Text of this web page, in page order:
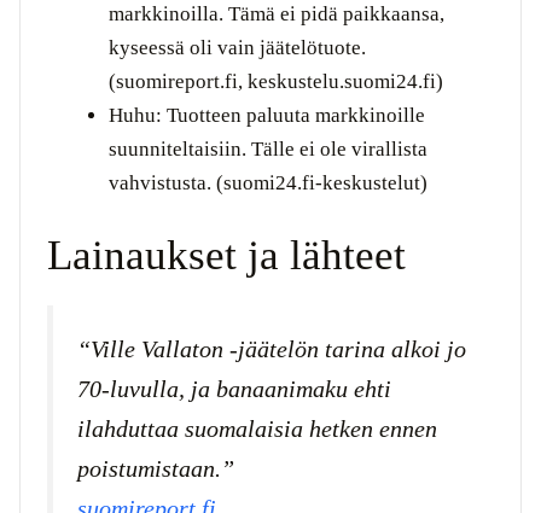
markkinoilla. Tämä ei pidä paikkaansa,
kyseessä oli vain jäätelötuote.
(suomireport.fi, keskustelu.suomi24.fi)
Huhu: Tuotteen paluuta markkinoille
suunniteltaisiin. Tälle ei ole virallista
vahvistusta. (suomi24.fi-keskustelut)
Lainaukset ja lähteet
“Ville Vallaton -jäätelön tarina alkoi jo
70-luvulla, ja banaanimaku ehti
ilahduttaa suomalaisia hetken ennen
poistumistaan.”